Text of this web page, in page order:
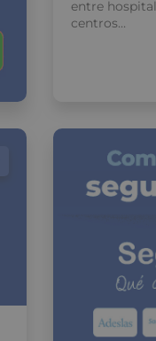
entre
centros…